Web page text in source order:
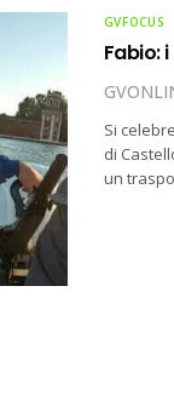
GVFOCUS
Fabio:
Si
di
un